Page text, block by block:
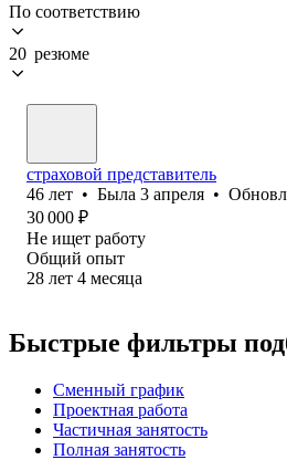
По соответствию
20 резюме
страховой представитель
46 лет • Была 3 апреля •
30 000 ₽
Не ищет работу
Общий опыт
28 лет 4 месяца
Быстрые фильтры
Сменный график
Проектная работа
Частичная занятость
Полная занятость